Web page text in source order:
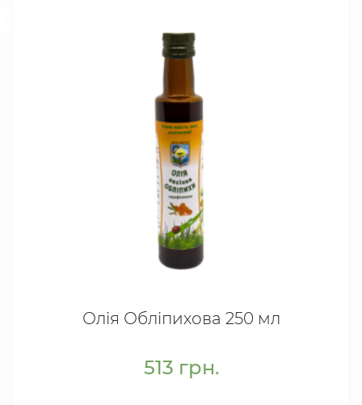
Олія Обліпихова 250 мл
513 грн.